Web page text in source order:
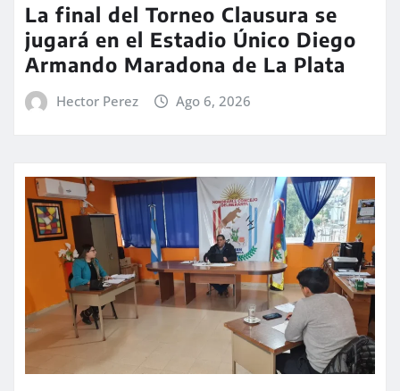
La final del Torneo Clausura se
jugará en el Estadio Único Diego
Armando Maradona de La Plata
Hector Perez Ago 6, 2026